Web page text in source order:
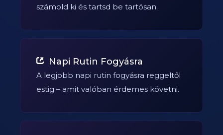
számold ki és tartsd be tartósan.
Napi Rutin Fogyásra
A legjobb napi rutin fogyásra reggeltől
estig – amit valóban érdemes követni.